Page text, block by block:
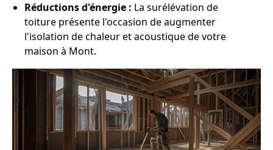
Réductions d'énergie : La surélévation de
toiture présente l'occasion de augmenter
l'isolation de chaleur et acoustique de votre
maison à Mont.